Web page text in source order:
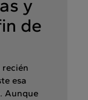
y
de
recién
esa
Aunque